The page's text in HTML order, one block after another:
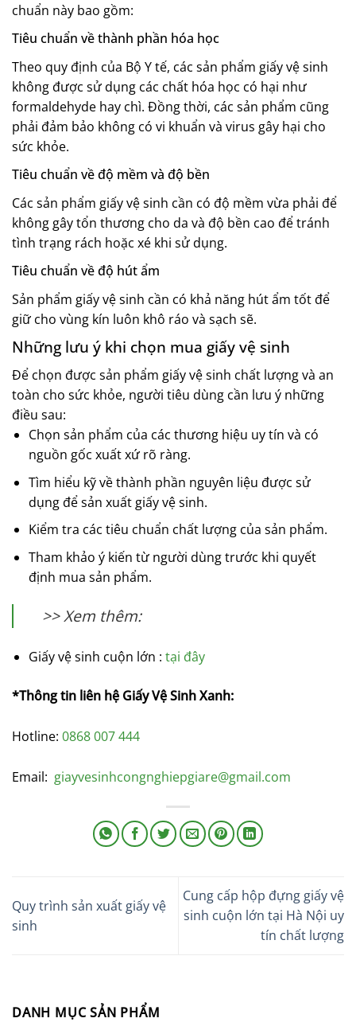
chuẩn này bao gồm:
Tiêu chuẩn về thành phần hóa học
Theo quy định của Bộ Y tế, các sản phẩm giấy vệ sinh
không được sử dụng các chất hóa học có hại như
formaldehyde hay chì. Đồng thời, các sản phẩm cũng
phải đảm bảo không có vi khuẩn và virus gây hại cho
sức khỏe.
Tiêu chuẩn về độ mềm và độ bền
Các sản phẩm giấy vệ sinh cần có độ mềm vừa phải để
không gây tổn thương cho da và độ bền cao để tránh
tình trạng rách hoặc xé khi sử dụng.
Tiêu chuẩn về độ hút ẩm
Sản phẩm giấy vệ sinh cần có khả năng hút ẩm tốt để
giữ cho vùng kín luôn khô ráo và sạch sẽ.
Những lưu ý khi chọn mua giấy vệ sinh
Để chọn được sản phẩm giấy vệ sinh chất lượng và an
toàn cho sức khỏe, người tiêu dùng cần lưu ý những
điều sau:
Chọn sản phẩm của các thương hiệu uy tín và có
nguồn gốc xuất xứ rõ ràng.
Tìm hiểu kỹ về thành phần nguyên liệu được sử
dụng để sản xuất giấy vệ sinh.
Kiểm tra các tiêu chuẩn chất lượng của sản phẩm.
Tham khảo ý kiến từ người dùng trước khi quyết
định mua sản phẩm.
>> Xem thêm:
Giấy vệ sinh cuộn lớn : tại đây
*Thông tin liên hệ Giấy Vệ Sinh Xanh:
Hotline: 0868 007 444
Email: giayvesinhcongnghiepgiare@gmail.com
Quy trình sản xuất giấy vệ
sinh
Cung cấp hộp đựng giấy vệ
sinh cuộn lớn tại Hà Nội uy
tín chất lượng
DANH MỤC SẢN PHẨM